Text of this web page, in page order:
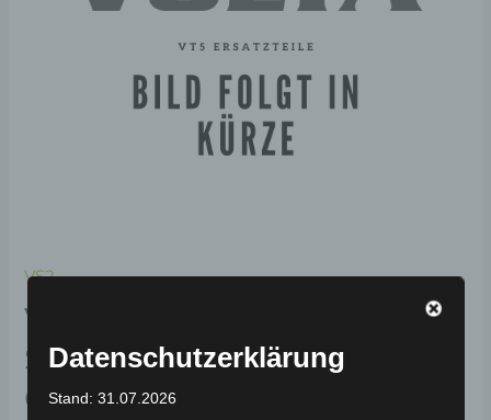
VS2
VS2 RECHTE
SITZUNTERABDECKUNG-
GLITZERNDES ROT (2023)
Datenschutzerklärung
Stand: 31.07.2026